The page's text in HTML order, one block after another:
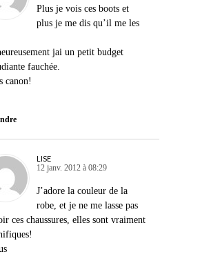
Plus je vois ces boots et
plus je me dis qu’il me les
jai un petit budget
fauchée.
canon!
LISE
12 janv. 2012 à 08:29
J’adore la couleur de la
robe, et je ne me lasse pas
ces chaussures, elles sont vraiment